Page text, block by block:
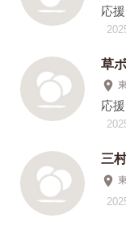
応
草
応
三